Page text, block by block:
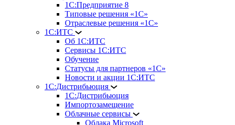
1С:Предприятие 8
Типовые решения «1С»
Отраслевые решения «1С»
1С:ИТС
Об 1С:ИТС
Сервисы 1С:ИТС
Обучение
Статусы для партнеров «1С»
Новости и акции 1С:ИТС
1С:Дистрибьюция
1С:Дистрибьюция
Импортозамещение
Облачные сервисы
Облака Microsoft